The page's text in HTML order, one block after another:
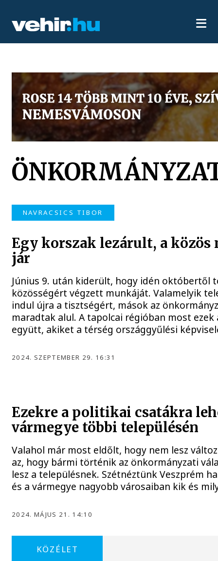
NAVRACSICS TIBOR
Egy korszak lezárult, a
jár
Június 9. után kiderült, hogy idén
közösségért végzett munkáját. Valamelyik
indul újra a tisztségért, mások az
maradtak alul. A tapolcai régióban most
együtt, akiket a térség országgyűlési
2024. SZEPTEMBER 29. 16:31
Ezekre a politikai csatákra
vármegye többi településén
Valahol már most eldőlt, hogy nem lesz
az, hogy bármi történik az önkormányzati
lesz a településnek. Szétnéztünk Veszprém
és a vármegye nagyobb városaiban kik és
2024. MÁJUS 21. 14:10
KÖZÉLET